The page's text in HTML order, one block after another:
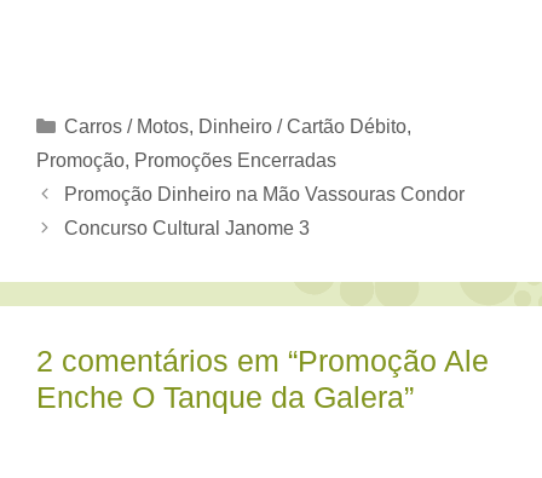
Categorias
Carros / Motos, Dinheiro / Cartão Débito,
Promoção, Promoções Encerradas
Promoção Dinheiro na Mão Vassouras Condor
Concurso Cultural Janome 3
2 comentários em “Promoção Ale
Enche O Tanque da Galera”